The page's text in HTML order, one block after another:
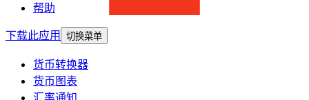
帮助
下载此应用
切换菜单
货币转换器
货币图表